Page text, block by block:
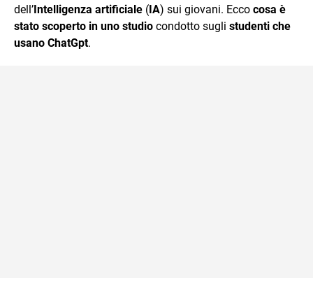
dell’Intelligenza artificiale (IA) sui giovani. Ecco cosa è
stato scoperto in uno studio condotto sugli studenti che
usano ChatGpt.